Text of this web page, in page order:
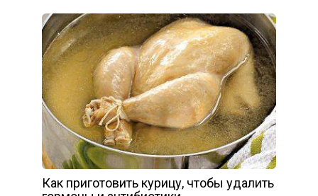
Как приготовить курицу, чтобы удалить